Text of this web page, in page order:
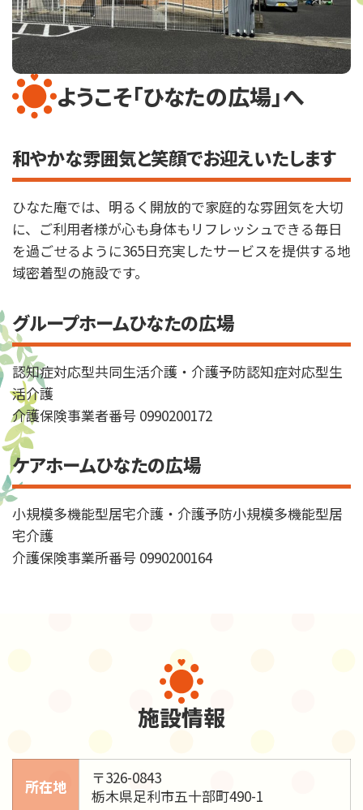
ようこそ「ひなたの広場」へ
和やかな雰囲気と笑顔でお迎えいたします
ひなた庵では、明るく開放的で家庭的な雰囲気を大切
に、ご利用者様が心も身体もリフレッシュできる毎日
を過ごせるように365日充実したサービスを提供する地
域密着型の施設です。
グループホームひなたの広場
認知症対応型共同生活介護・介護予防認知症対応型生
活介護
介護保険事業者番号 0990200172
ケアホームひなたの広場
小規模多機能型居宅介護・介護予防小規模多機能型居
宅介護
介護保険事業所番号 0990200164
施設情報
所在地
〒326-0843
栃木県足利市五十部町490-1